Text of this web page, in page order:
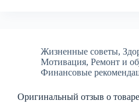
Жизненные советы,
Мотивация, Ремонт и
Финансовые
Оригинальный отзыв о товаре